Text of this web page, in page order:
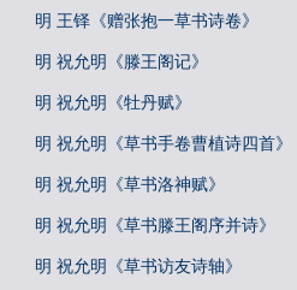
明 王铎《赠张抱一草书诗卷》
明 祝允明《滕王阁记》
明 祝允明《牡丹赋》
明 祝允明《草书手卷曹植诗四首》
明 祝允明《草书洛神赋》
明 祝允明《草书滕王阁序并诗》
明 祝允明《草书访友诗轴》